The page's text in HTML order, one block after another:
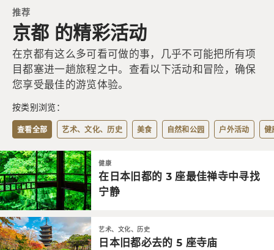
推荐
京都 的精彩活动
在京都有这么多可看可做的事，几乎不可能把所有项
目都塞进一趟旅程之中。查看以下活动和冒险，确保
您享受最佳的游览体验。
按类别浏览：
查看全部 艺术、文化、历史 美食 自然和公园 户外活动 健
健康
在日本旧都的 3 座最佳禅寺中寻找
宁静
艺术、文化、历史
日本旧都必去的 5 座寺庙